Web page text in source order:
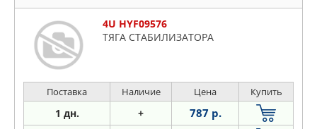
4U HYF09576
ТЯГА СТАБИЛИЗАТОРА
Поставка Наличие Цена Купить
1 дн. + 787 р.